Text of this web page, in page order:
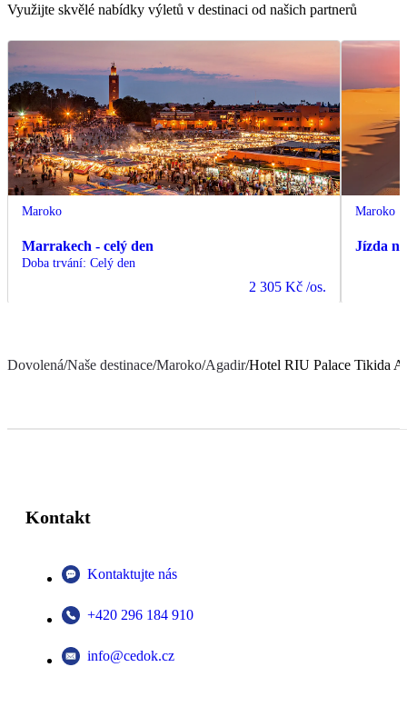
Využijte skvělé nabídky výletů v destinaci od našich partnerů
Maroko
Marrakech - celý den
Doba trvání: Celý den
2 305 Kč /os.
Maroko
Jízda
Dovolená/Naše destinace/Maroko/Agadir/Hotel RIU Palace Tikida
Kontakt
Kontaktujte nás
+420 296 184 910
info@cedok.cz